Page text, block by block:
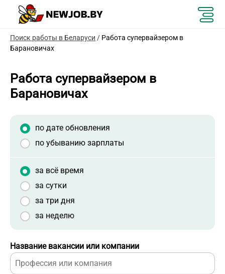
Поиск работы в Беларуси / Работа супервайзером в
Барановичах
Работа супервайзером в
Барановичах
Название вакансии или компании
по дате обновления
по убыванию зарплаты
за всё время
за сутки
за три дня
за неделю